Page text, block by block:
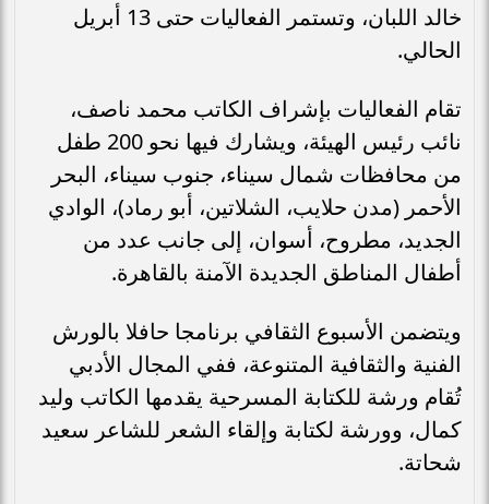
خالد اللبان، وتستمر الفعاليات حتى 13 أبريل
الحالي.
تقام الفعاليات بإشراف الكاتب محمد ناصف،
نائب رئيس الهيئة، ويشارك فيها نحو 200 طفل
من محافظات شمال سيناء، جنوب سيناء، البحر
الأحمر (مدن حلايب، الشلاتين، أبو رماد)، الوادي
الجديد، مطروح، أسوان، إلى جانب عدد من
أطفال المناطق الجديدة الآمنة بالقاهرة.
ويتضمن الأسبوع الثقافي برنامجا حافلا بالورش
الفنية والثقافية المتنوعة، ففي المجال الأدبي
تُقام ورشة للكتابة المسرحية يقدمها الكاتب وليد
كمال، وورشة لكتابة وإلقاء الشعر للشاعر سعيد
شحاتة.